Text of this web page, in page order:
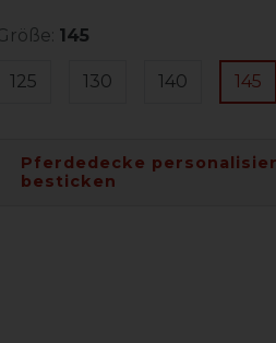
145
125 130 140 145
Pferdedecke
besticken